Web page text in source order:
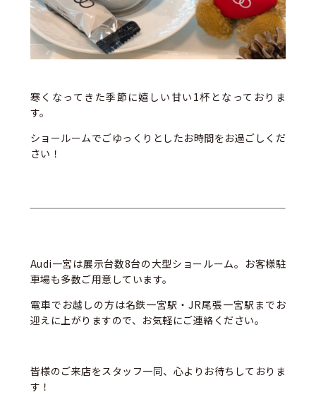
寒くなってきた季節に嬉しい甘い1杯となっておりま
す。
ショールームでごゆっくりとしたお時間をお過ごしくだ
さい！
Audi一宮は展示台数8台の大型ショールーム。お客様駐
車場も多数ご用意しています。
電車でお越しの方は名鉄一宮駅・JR尾張一宮駅までお
迎えに上がりますので、お気軽にご連絡ください。
皆様のご来店をスタッフ一同、心よりお待ちしておりま
す！